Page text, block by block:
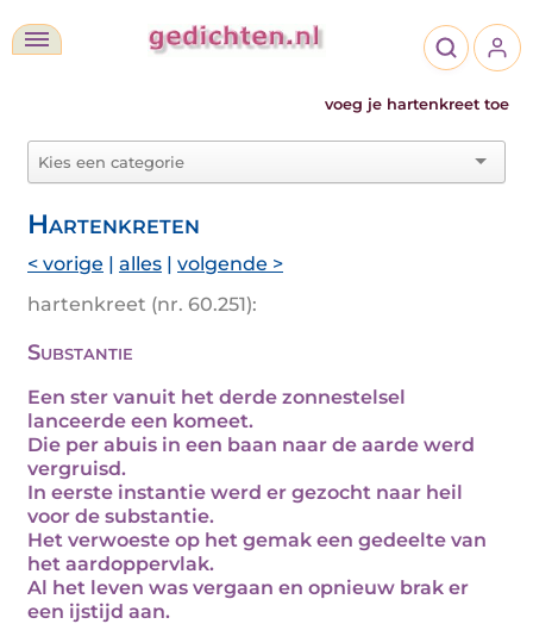
voeg je hartenkreet toe
Hartenkreten
< vorige | alles | volgende >
hartenkreet (nr. 60.251):
Substantie
Een ster vanuit het derde zonnestelsel
lanceerde een komeet.
Die per abuis in een baan naar de aarde werd
vergruisd.
In eerste instantie werd er gezocht naar heil
voor de substantie.
Het verwoeste op het gemak een gedeelte van
het aardoppervlak.
Al het leven was vergaan en opnieuw brak er
een ijstijd aan.